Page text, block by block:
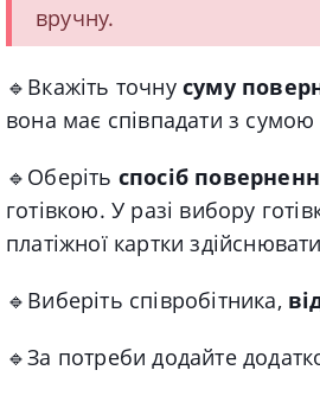
вручну.
🔹Вкажіть точну суму
вона має співпадати з
🔹Оберіть спосіб
готівкою. У разі вибору
платіжної картки
🔹Виберіть співробітника,
🔹За потреби додайте